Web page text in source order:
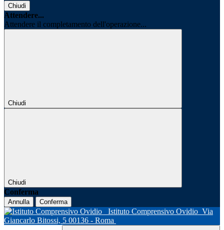
Chiudi
Attendere...
Attendere il completamento dell'operazione...
Chiudi
Chiudi
Conferma
Annulla Conferma
Istituto Comprensivo Ovidio Via
Giancarlo Bitossi, 5 00136 - Roma